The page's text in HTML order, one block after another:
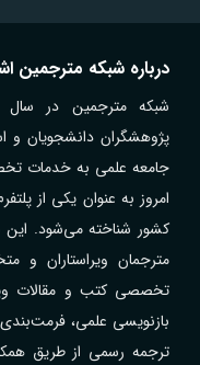
درباره شبکه مترجمین
پژوهشگران دانشجویان و
جامعه علمی به خدمات
امروز به عنوان یکی از
کشور شناخته می‌شود. این
مترجمان ویراستاران و
تخصصی کتب و مقالات
بازنویسی علمی،
ترجمه رسمی از طریق